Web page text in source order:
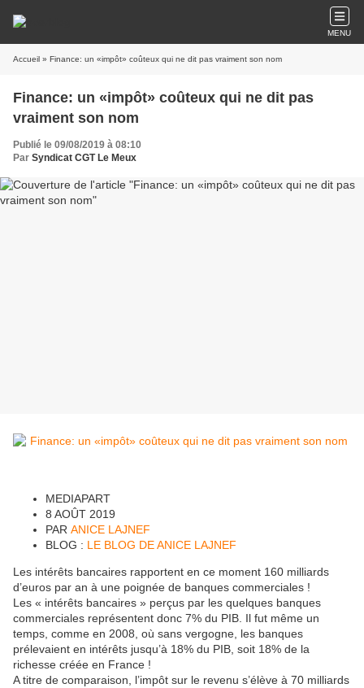
MENU
Accueil » Finance: un «impôt» coûteux qui ne dit pas vraiment son nom
Finance: un «impôt» coûteux qui ne dit pas
vraiment son nom
Publié le 09/08/2019 à 08:10
Par Syndicat CGT Le Meux
MEDIAPART
8 AOÛT 2019
PAR ANICE LAJNEF
BLOG : LE BLOG DE ANICE LAJNEF
Les intérêts bancaires rapportent en ce moment 160 milliards
d’euros par an à une poignée de banques commerciales !
Les « intérêts bancaires » perçus par les quelques banques
commerciales représentent donc 7% du PIB. Il fut même un
temps, comme en 2008, où sans vergogne, les banques
prélevaient en intérêts jusqu’à 18% du PIB, soit 18% de la
richesse créée en France !
A titre de comparaison, l’impôt sur le revenu s’élève à 70 milliards